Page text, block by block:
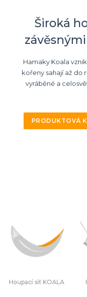
Široká
závěsnými
Hamaky Koala
kořeny sahají až do
vyráběné a
PRODUKTOVÁ
Houpací síť KOALA